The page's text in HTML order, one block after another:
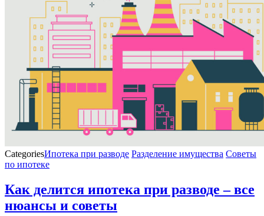
CategoriesИпотека при разводе Разделение имущества Советы
по ипотеке
Как делится ипотека при разводе – все
нюансы и советы